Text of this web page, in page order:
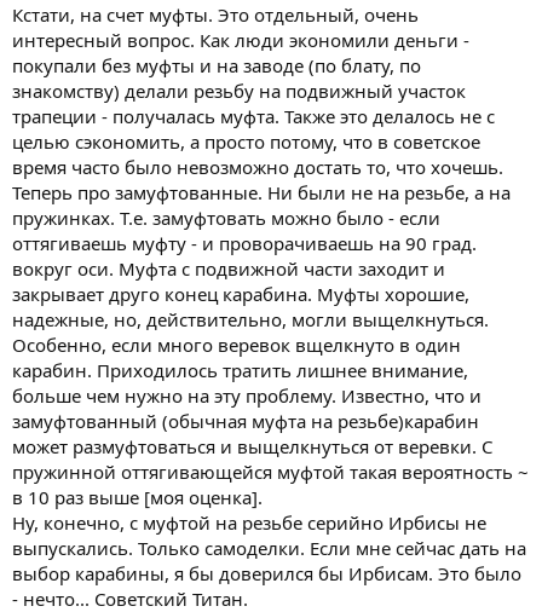
Кстати, на счет муфты. Это отдельный, очень
интересный вопрос. Как люди экономили деньги -
покупали без муфты и на заводе (по блату, по
знакомству) делали резьбу на подвижный участок
трапеции - получалась муфта. Также это делалось не с
целью сэкономить, а просто потому, что в советское
время часто было невозможно достать то, что хочешь.
Теперь про замуфтованные. Ни были не на резьбе, а на
пружинках. Т.е. замуфтовать можно было - если
оттягиваешь муфту - и проворачиваешь на 90 град.
вокруг оси. Муфта с подвижной части заходит и
закрывает друго конец карабина. Муфты хорошие,
надежные, но, действительно, могли выщелкнуться.
Особенно, если много веревок вщелкнуто в один
карабин. Приходилось тратить лишнее внимание,
больше чем нужно на эту проблему. Известно, что и
замуфтованный (обычная муфта на резьбе)карабин
может размуфтоваться и выщелкнуться от веревки. С
пружинной оттягивающейся муфтой такая вероятность ~
в 10 раз выше [моя оценка].
Ну, конечно, с муфтой на резьбе серийно Ирбисы не
выпускались. Только самоделки. Если мне сейчас дать на
выбор карабины, я бы доверился бы Ирбисам. Это было
- нечто... Советский Титан.